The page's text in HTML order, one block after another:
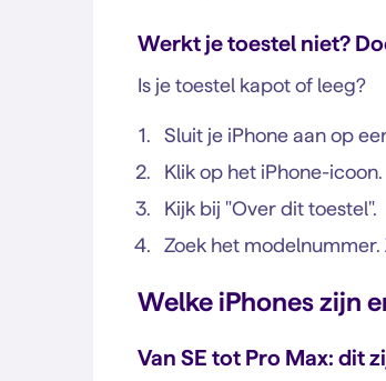
Werkt je toestel niet?
Is je toestel kapot of leeg?
Sluit je iPhone aan op
Klik op het iPhone-icoon.
Kijk bij "Over dit toestel".
Zoek het
Welke iPhones zijn
Van SE tot Pro Max: dit